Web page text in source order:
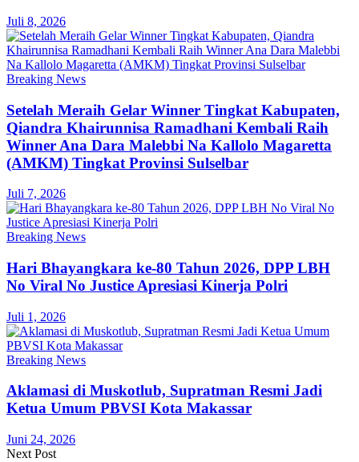
Juli 8, 2026
Breaking News
Setelah Meraih Gelar Winner Tingkat Kabupaten,
Qiandra Khairunnisa Ramadhani Kembali Raih
Winner Ana Dara Malebbi Na Kallolo Magaretta
(AMKM) Tingkat Provinsi Sulselbar
Juli 7, 2026
Breaking News
Hari Bhayangkara ke-80 Tahun 2026, DPP LBH
No Viral No Justice Apresiasi Kinerja Polri
Juli 1, 2026
Breaking News
Aklamasi di Muskotlub, Supratman Resmi Jadi
Ketua Umum PBVSI Kota Makassar
Juni 24, 2026
Next Post